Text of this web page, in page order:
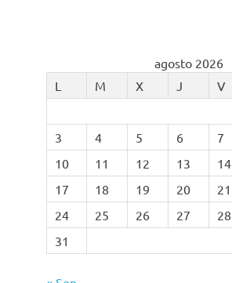
agosto 2026
L
M X J V
3
4 5 6 7
10
11 12 13 14
17
18 19 20 21
24
25 26 27 28
31